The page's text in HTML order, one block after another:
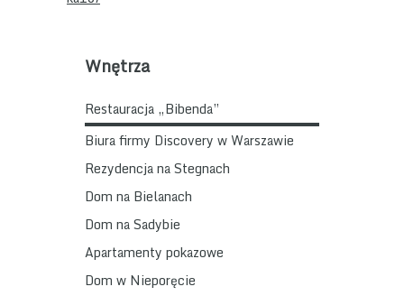
Wnętrza
Restauracja „Bibenda”
Biura firmy Discovery w Warszawie
Rezydencja na Stegnach
Dom na Bielanach
Dom na Sadybie
Apartamenty pokazowe
Dom w Nieporęcie